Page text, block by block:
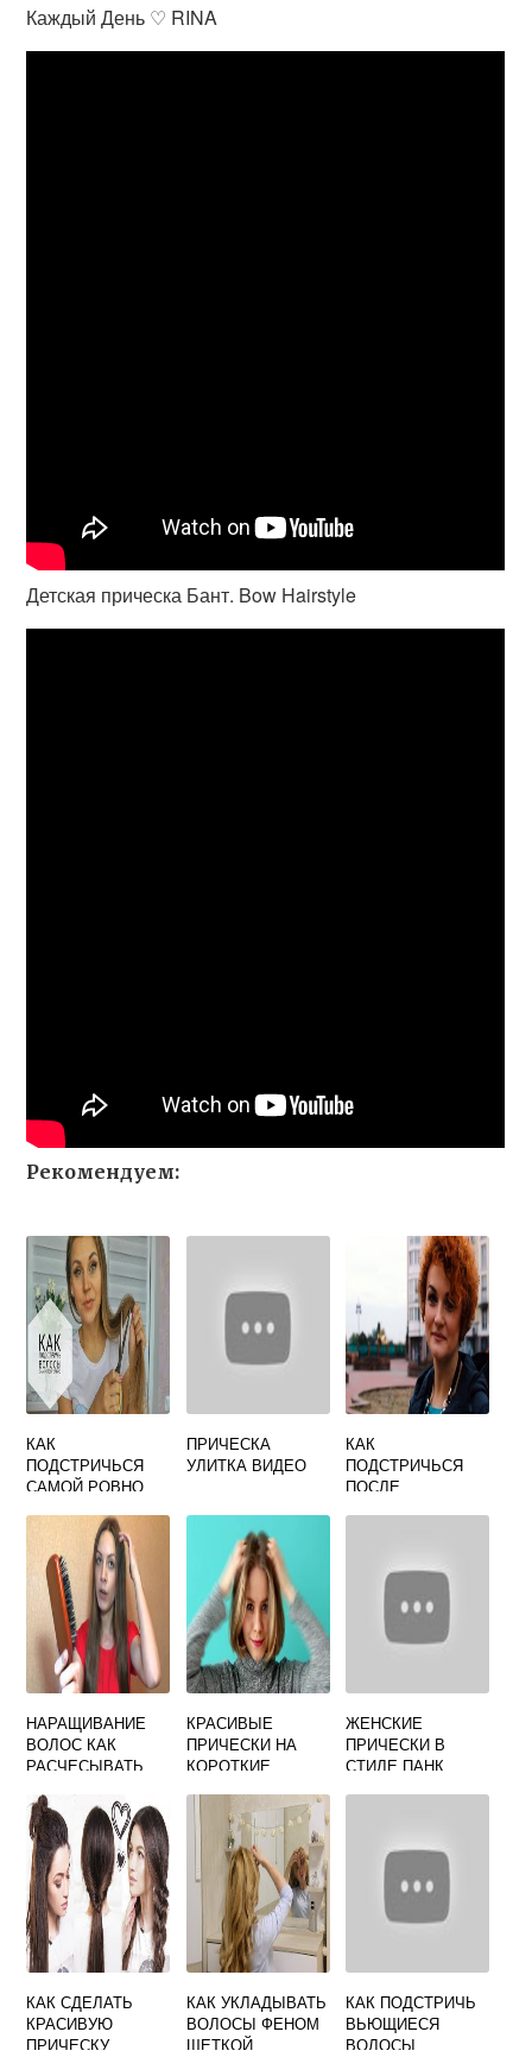
Каждый День ♡ RINA
Детская прическа Бант. Bow Hairstyle
Рекомендуем:
КАК
ПОДСТРИЧЬСЯ
САМОЙ РОВНО
ПРИЧЕСКА
УЛИТКА ВИДЕО
КАК
ПОДСТРИЧЬСЯ
ПОСЛЕ
НАРАЩИВАНИЕ
ВОЛОС КАК
РАСЧЕСЫВАТЬ
КРАСИВЫЕ
ПРИЧЕСКИ НА
КОРОТКИЕ
РУКАМИ
ЖЕНСКИЕ
ПРИЧЕСКИ В
СТИЛЕ ПАНК
КАК СДЕЛАТЬ
КРАСИВУЮ
ПРИЧЕСКУ
КАК УКЛАДЫВАТЬ
ВОЛОСЫ ФЕНОМ
ЩЕТКОЙ
КАК ПОДСТРИЧЬ
ВЬЮЩИЕСЯ
ВОЛОСЫ